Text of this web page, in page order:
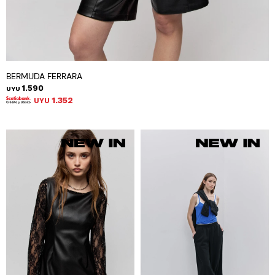
BERMUDA FERRARA
UYU 1.590
UYU 1.352